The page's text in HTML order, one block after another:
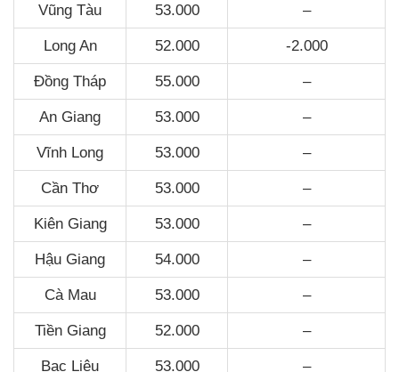
Vũng Tàu 53.000 –
Long An 52.000 -2.000
Đồng Tháp 55.000 –
An Giang 53.000 –
Vĩnh Long 53.000 –
Cần Thơ 53.000 –
Kiên Giang 53.000 –
Hậu Giang 54.000 –
Cà Mau 53.000 –
Tiền Giang 52.000 –
Bạc Liêu 53.000 –